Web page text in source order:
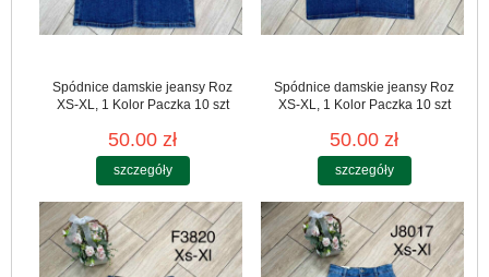
Spódnice damskie jeansy Roz
XS-XL, 1 Kolor Paczka 10 szt
50.00 zł
szczegóły
Spódnice damskie jeansy Roz
XS-XL, 1 Kolor Paczka 10 szt
50.00 zł
szczegóły